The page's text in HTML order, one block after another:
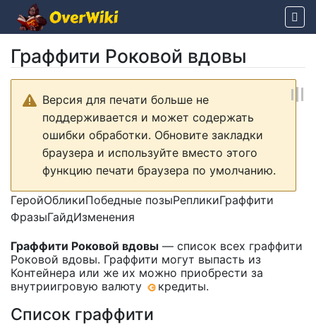
Граффити Роковой вдовы
Версия для печати больше не
поддерживается и может содержать
ошибки обработки. Обновите закладки
браузера и используйте вместо этого
функцию печати браузера по умолчанию.
ГеройОбликиПобедные позыРепликиГраффити
ФразыГайдИзменения
Граффити Роковой вдовы — список всех граффити
Роковой вдовы. Граффити могут выпасть из
Контейнера или же их можно приобрести за
внутриигровую валюту
кредиты.
Список граффити